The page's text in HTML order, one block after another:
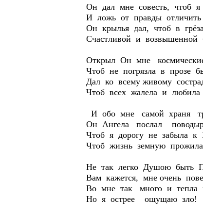
Он дал мне совесть, чтоб я
И ложь от правды отличить
Он крылья дал, чтоб в
Счастливой и возвышенной
Открыл Он мне
Чтоб не погрязла в прозе
Дал ко всему живому
Чтоб всех жалела и любила
И обо мне самой храня
Он Ангела послал
Чтоб я дорогу не забыла к
Чтоб жизнь земную
Не так легко Душою быть
Вам кажется, мне очень
Во мне так много и тепла
Но я острее ощущаю зло!